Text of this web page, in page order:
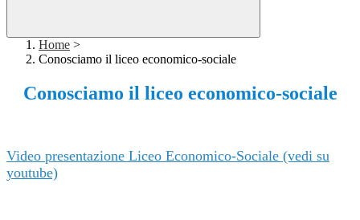
Home >
Conosciamo il liceo economico-sociale
Conosciamo il liceo economico-sociale
Video presentazione Liceo Economico-Sociale (vedi su
youtube)